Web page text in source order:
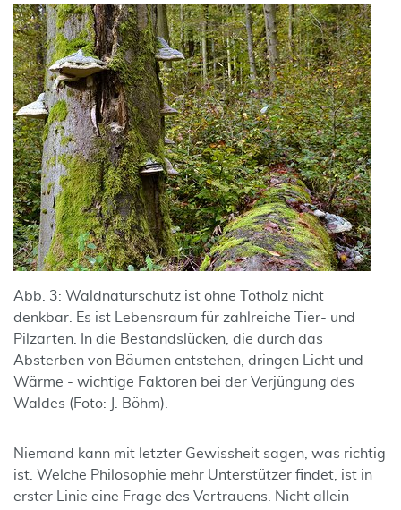
Abb. 3: Waldnaturschutz ist ohne Totholz nicht
denkbar. Es ist Lebensraum für zahlreiche Tier- und
Pilzarten. In die Bestandslücken, die durch das
Absterben von Bäumen entstehen, dringen Licht und
Wärme - wichtige Faktoren bei der Verjüngung des
Waldes (Foto: J. Böhm).
Niemand kann mit letzter Gewissheit sagen, was richtig
ist. Welche Philosophie mehr Unterstützer findet, ist in
erster Linie eine Frage des Vertrauens. Nicht allein